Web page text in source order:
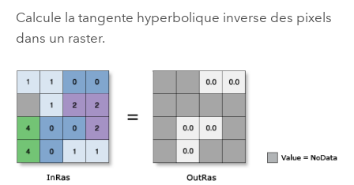
Calcule la tangente hyperbolique inverse des pixels
dans un raster.